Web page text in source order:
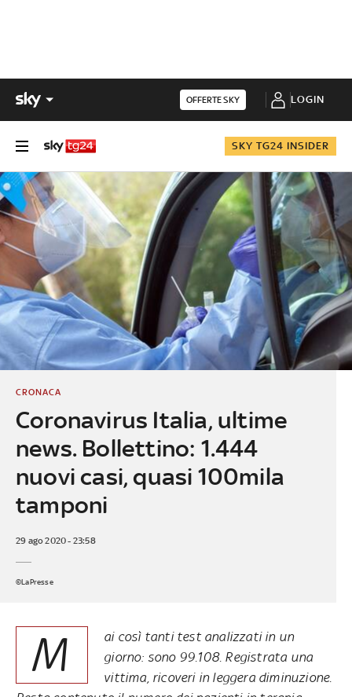
OFFERTE SKY LOGIN
SKY TG24 INSIDER
Coronavirus Italia, ultime
news. Bollettino: 1.444
nuovi casi, quasi 100mila
tamponi
CRONACA
29 ago 2020 - 23:58
©LaPresse
M
ai così tanti test analizzati in un
giorno: sono 99.108. Registrata una
vittima, ricoveri in leggera diminuzione.